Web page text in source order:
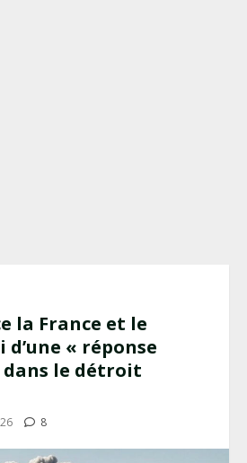
la France et le
d’une « réponse
le détroit
8